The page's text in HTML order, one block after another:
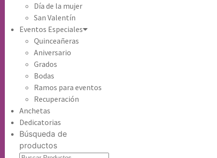
Día de la mujer
San Valentín
Eventos Especiales
Quinceañeras
Aniversario
Grados
Bodas
Ramos para eventos
Recuperación
Anchetas
Dedicatorias
Búsqueda de
productos